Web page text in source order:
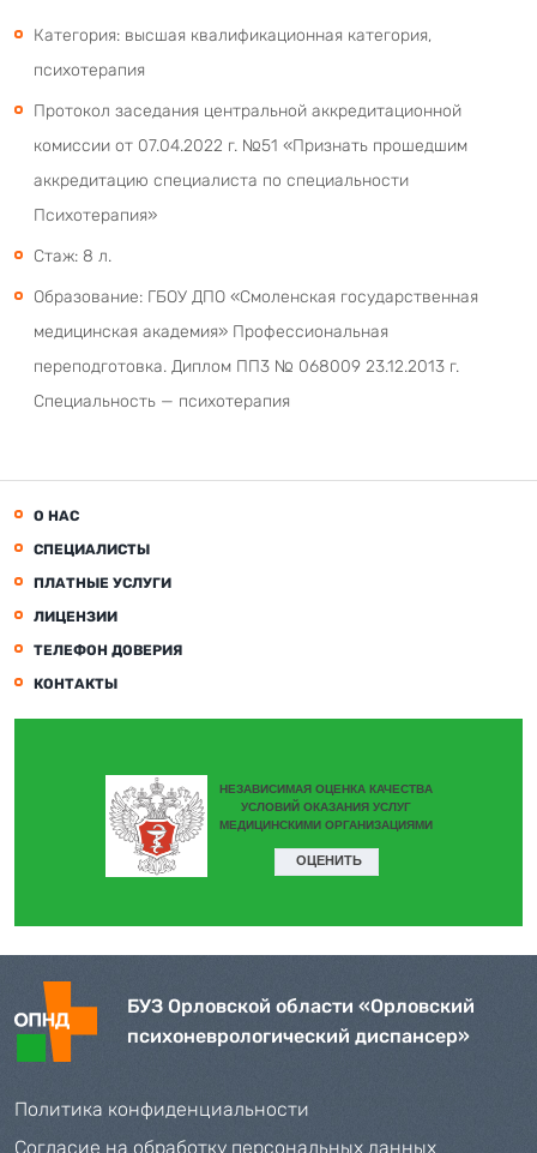
Категория: высшая квалификационная категория,
психотерапия
Протокол заседания центральной аккредитационной
комиссии от 07.04.2022 г. №51 «Признать прошедшим
аккредитацию специалиста по специальности
Психотерапия»
Стаж: 8 л.
Образование: ГБОУ ДПО «Смоленская государственная
медицинская академия» Профессиональная
переподготовка. Диплом ПП3 № 068009 23.12.2013 г.
Специальность — психотерапия
О НАС
СПЕЦИАЛИСТЫ
ПЛАТНЫЕ УСЛУГИ
ЛИЦЕНЗИИ
ТЕЛЕФОН ДОВЕРИЯ
КОНТАКТЫ
БУЗ Орловской области «Орловский
психоневрологический диспансер»
Политика конфиденциальности
Согласие на обработку персональных данных